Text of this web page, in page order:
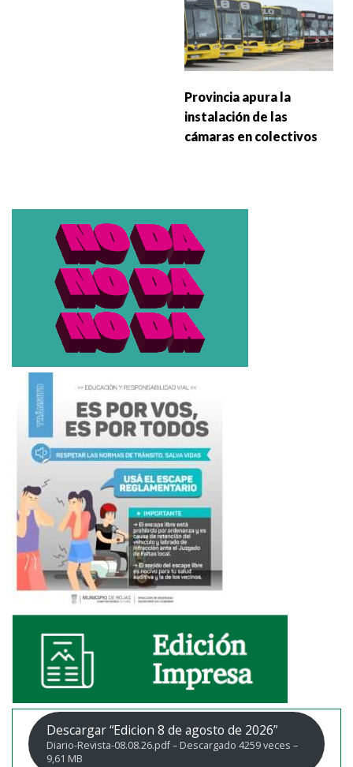
Provincia apura la
instalación de las
cámaras en colectivos
Descargar “Edicion 8 de agosto de 2026”
Diario-Revista-08.08.26.pdf – Descargado 4259 veces –
9,61 MB